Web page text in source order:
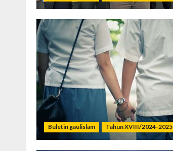
Buletin gaulislam Tahun XVIII/2024-2025